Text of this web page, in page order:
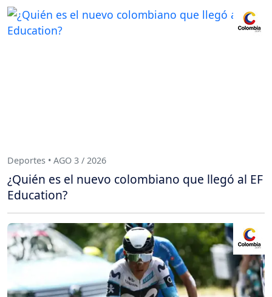
Deportes • AGO 3 / 2026
¿Quién es el nuevo colombiano que llegó al EF
Education?